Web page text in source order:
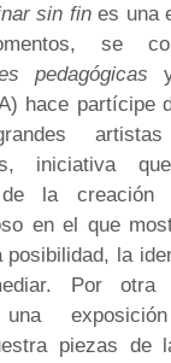
sin fines una
se
pedagógicas
hace partícipe
iniciativa
de la
en el que
posibilidad, la
Por
piezas de